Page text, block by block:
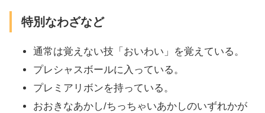
特別なわざなど
通常は覚えない技「おいわい」を覚えている。
プレシャスボールに入っている。
プレミアリボンを持っている。
おおきなあかし/ちっちゃいあかしのいずれかが